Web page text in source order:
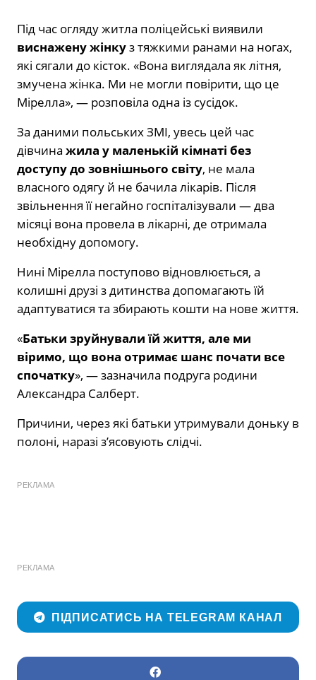
Під час огляду житла поліцейські виявили
виснажену жінкуз тяжкими ранами на ногах,
які сягали до кісток. «Вона виглядала як літня,
змучена жінка. Ми не могли повірити, що це
Мірелла», — розповіла одна із сусідок.
За даними польських ЗМІ, увесь цей час
дівчина жила у маленькій кімнаті без
доступу до зовнішнього світу, не мала
власного одягу й не бачила лікарів. Після
звільнення її негайно госпіталізували — два
місяці вона провела в лікарні, де отримала
необхідну допомогу.
Нині Мірелла поступово відновлюється, а
колишні друзі з дитинства допомагають їй
адаптуватися та збирають кошти на нове життя.
«Батьки зруйнували їй життя, але ми
віримо, що вона отримає шанс почати все
спочатку», — зазначила подруга родини
Александра Салберт.
Причини, через які батьки утримували доньку в
полоні, наразі з’ясовують слідчі.
РЕКЛАМА
РЕКЛАМА
ПІДПИСАТИСЬ НА TELEGRAM КАНАЛ